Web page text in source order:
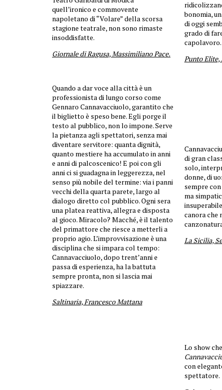
quell’ironico e commovente
napoletano di “Volare” della scorsa
stagione teatrale, non sono rimaste
insoddisfatte.
Giornale di Ragusa, Massimiliano Pace.
bonomia,
di oggi
grado di
capolavoro.
Punto
Quando a dar voce alla città è un
professionista di lungo corso come
Gennaro Cannavacciuolo, garantito che
il biglietto è speso bene. Egli porge il
testo al pubblico, non lo impone. Serve
la pietanza agli spettatori, senza mai
diventare servitore: quanta dignità,
quanto mestiere ha accumulato in anni
e anni di palcoscenico! E poi con gli
anni ci si guadagna in leggerezza, nel
senso più nobile del termine: via i panni
vecchi della quarta parete, largo al
dialogo diretto col pubblico. Ogni sera
una platea reattiva, allegra e disposta
al gioco. Miracolo? Macché, è il talento
del primattore che riesce a metterli a
proprio agio. L’improvvisazione è una
disciplina che si impara col tempo:
Cannavacciuolo, dopo trent’anni e
passa di esperienza, ha la battuta
sempre pronta, non si lascia mai
spiazzare.
Saltinaria, Francesco Mattana
di gran
solo,
donne, di
sempre
ma
canora che
La Sicilia,
Lo show
con
spettatore.